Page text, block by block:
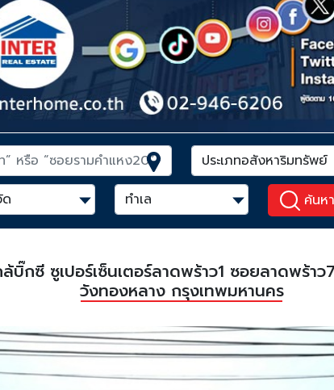
ค้นห
บิ๊กซี ซูเปอร์เซ็นเตอร์ลาดพร้าว1 ซอยลาดพร้
วังทองหลาง กรุงเทพมหานคร